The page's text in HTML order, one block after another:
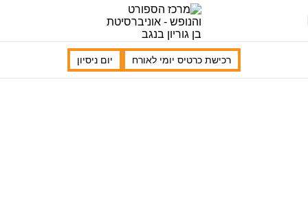
רכישת כרטיס יומי לאורח יום ניסיון